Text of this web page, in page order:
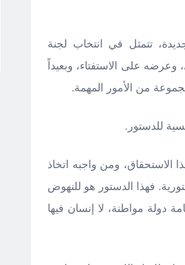
تتمثل في انتخاب لجنة
وعرضه على الاستفتاء، وبعيداً
من الأمور المهمة.
للدستور.
ومن واجبه اتخاذ
فهذا الدستور هو للنهوض
دولة مواطنة، لا إنسان فيها